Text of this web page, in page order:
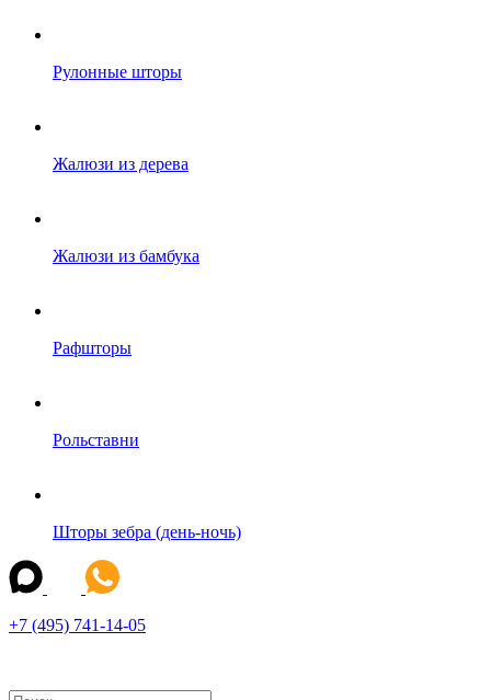
Рулонные шторы
Жалюзи из дерева
Жалюзи из бамбука
Рафшторы
Рольставни
Шторы зебра (день-ночь)
+7 (495) 741-14-05